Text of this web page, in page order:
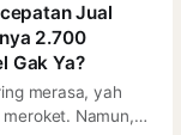
Jual
2.700
Gak Ya?
merasa, yah
Namun,